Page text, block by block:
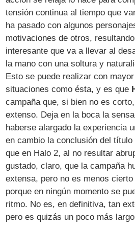
tensión continua al tiempo que
ha pasado con algunos
motivaciones de otros,
interesante que va a llevar al
la mano con una soltura y
Esto se puede realizar con
situaciones como ésta, y es que
campaña que, si bien no es
extenso. Deja en la boca la
haberse alargado la experiencia
en cambio la conclusión del
que en Halo 2, al no resultar
gustado, claro, que la campaña
extensa, pero no es menos
porque en ningún momento se
ritmo. No es, en definitiva, tan
pero es quizás un poco más